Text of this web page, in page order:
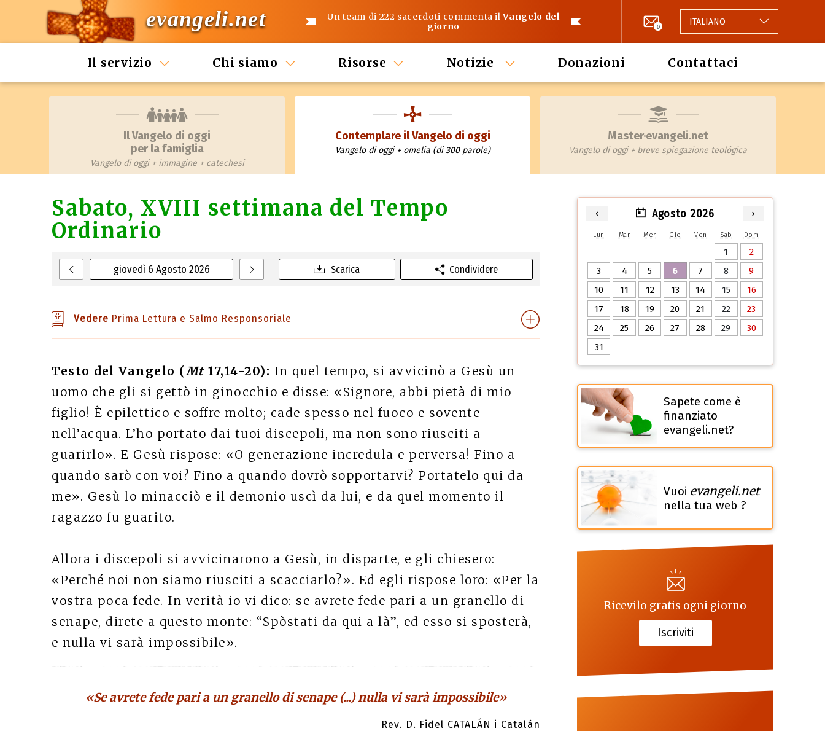
evangeli.net Un team di 222 sacerdoti commenta ilVangelo del
giorno
0 ITALIANO
Il servizio Chi siamo Risorse Notizie Donazioni Contattaci
Il Vangelo di oggi
per la famiglia
Vangelo di oggi + immagine + catechesi
Contemplare il Vangelo di oggi
Vangelo di oggi + omelia (di 300 parole)
Master·evangeli.net
Vangelo di oggi + breve spiegazione teológica
giovedì 6 Agosto 2026
Sabato, XVIII settimana del Tempo
Ordinario
Scarica Condividere
Vedere Prima Lettura e Salmo Responsoriale
Testo del Vangelo (Mt17,14-20): In quel tempo, si avvicinò a Gesù un
uomo che gli si gettò in ginocchio e disse: «Signore, abbi pietà di mio
figlio! È epilettico e soffre molto; cade spesso nel fuoco e sovente
nell’acqua. L’ho portato dai tuoi discepoli, ma non sono riusciti a
guarirlo». E Gesù rispose: «O generazione incredula e perversa! Fino a
quando sarò con voi? Fino a quando dovrò sopportarvi? Portatelo qui da
me». Gesù lo minacciò e il demonio uscì da lui, e da quel momento il
ragazzo fu guarito.
Allora i discepoli si avvicinarono a Gesù, in disparte, e gli chiesero:
«Perché noi non siamo riusciti a scacciarlo?». Ed egli rispose loro: «Per la
vostra poca fede. In verità io vi dico: se avrete fede pari a un granello di
senape, direte a questo monte: “Spòstati da qui a là”, ed esso si sposterà,
e nulla vi sarà impossibile».
«Se avrete fede pari a un granello di senape (...) nulla vi sarà impossibile»
Rev. D. Fidel CATALÁN i Catalán
‹ Agosto 2026 ›
Lun Mar Mer Gio Ven Sab Dom
1
2
3
4 5 6 7 8
9
10
11 12 13 14 15
16
17
18 19 20 21 22
23
24
25 26 27 28 29
30
31
Sapete come è
finanziato
evangeli.net?
Vuoi evangeli.net
nella tua web ?
Ricevilo gratis ogni giorno
Iscriviti